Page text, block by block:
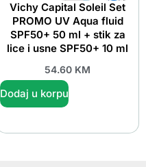
Vichy Capital Soleil Set
PROMO UV Aqua fluid
SPF50+ 50 ml + stik za
lice i usne SPF50+ 10 ml
54.60 KM
Dodaj u korpu